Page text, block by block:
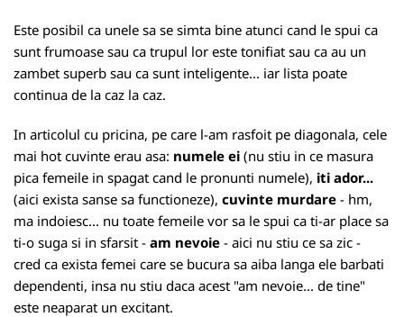
Este posibil ca unele sa se simta bine atunci cand le spui ca
sunt frumoase sau ca trupul lor este tonifiat sau ca au un
zambet superb sau ca sunt inteligente... iar lista poate
continua de la caz la caz.
In articolul cu pricina, pe care l-am rasfoit pe diagonala, cele
mai hot cuvinte erau asa: numele ei (nu stiu in ce masura
pica femeile in spagat cand le pronunti numele), iti ador...
(aici exista sanse sa functioneze), cuvinte murdare - hm,
ma indoiesc... nu toate femeile vor sa le spui ca ti-ar place sa
ti-o suga si in sfarsit - am nevoie - aici nu stiu ce sa zic -
cred ca exista femei care se bucura sa aiba langa ele barbati
dependenti, insa nu stiu daca acest "am nevoie... de tine"
este neaparat un excitant.